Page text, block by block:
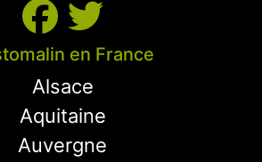
en France
Alsace
Aquitaine
Auvergne